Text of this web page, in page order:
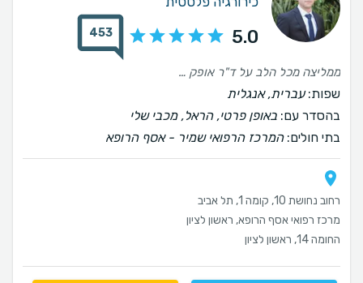
5.0
453
ממליצה מכל הלב על ד"ר אופק אנדרי! הגעתי לד"ר אופק לייעוץ עבור ניתוח "מאמי מייקאובר" עם לא מעט חששות, במיוחד לאור ייעוץ קודם אצל רופא אחר שהרתיע אותי מאוד. כבר מהרגע הראשון, ד"ר אופק קיבל אותי ואת בן זוגי באדיבות, בלבביות ובמקצועיות ללא פשרות. הוא דיבר איתנו בגובה העיניים וענה על כל שאלה בסבלנות אין קץ. יצאתי ממנו בתחושה מעולה ובידיעה שאני בידיים הכי טובות שיש. לאורך כל הדרך, לפני הניתוח, ובמיוחד ביום הניתוח עצמו, ד"ר אופק היה זמין לכל שאלה, הקליל את האווירה והשרה בי רוגע, שלווה וביטחון שהכול יהיה בסדר. כיום, שלושה שבועות לאחר הניתוח, אני מרוצה בטירוף מהתוצאות הנפלאות! ד"ר אופק ממשיך ללוות אותי מקרוב, זמין לכל חשש ומהווה עבורי עוגן אמיתי. ברור לי שהדרך עוד לא הסתיימה, אבל היה לי חשוב לשתף: ד"ר אופק הוא לא רק רופא מקצועי ומיומן בחסד עליון, אלא גם אחד האנשים המקסימים שפגשתי. מי שי.תבחר בו - פשוט ירוויח!
שפות:עברית, אנגלית
בהסדר עם: באופן פרטי, הראל, מכבי שלי
בתי חולים:המרכז הרפואי שמיר - אסף הרופא
רחוב נחושת 10, קומה 1, תל אביב
מרכז רפואי אסף הרופא, ראשון לציון
החומה 14, ראשון לציון